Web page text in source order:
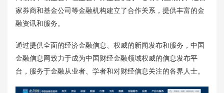
家券商和基金公司等金融机构建立了合作关系，提供丰富的金
融资讯和服务。
通过提供全面的经济金融信息、权威的新闻发布和服务，中国
金融信息网致力于成为中国财经金融领域权威的信息发布平
台，服务于金融从业者、学者和对财经信息关注的各界人士。